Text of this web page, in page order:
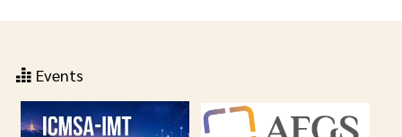
Events